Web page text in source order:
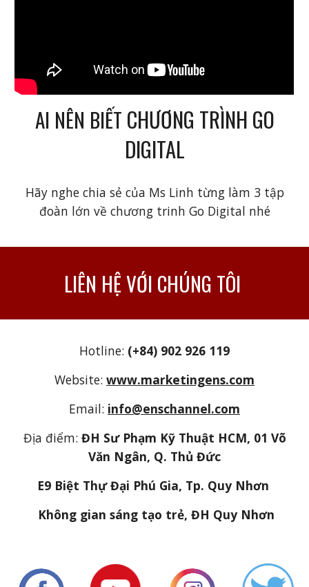
AI NÊN BIẾT CHƯƠNG TRÌNH GO
DIGITAL
Hãy nghe chia sẻ của Ms Linh từng làm 3 tập
đoàn lớn về chương trinh Go Digital nhé
LIÊN HỆ VỚI CHÚNG TÔI
Hotline: (+84) 902 926 119
Website: www.marketingens.com
Email: info@enschannel.com
Địa điểm: ĐH Sư Phạm Kỹ Thuật HCM, 01 Võ
Văn Ngân, Q. Thủ Đức
E9 Biệt Thự Đại Phú Gia, Tp. Quy Nhơn
Không gian sáng tạo trẻ, ĐH Quy Nhơn